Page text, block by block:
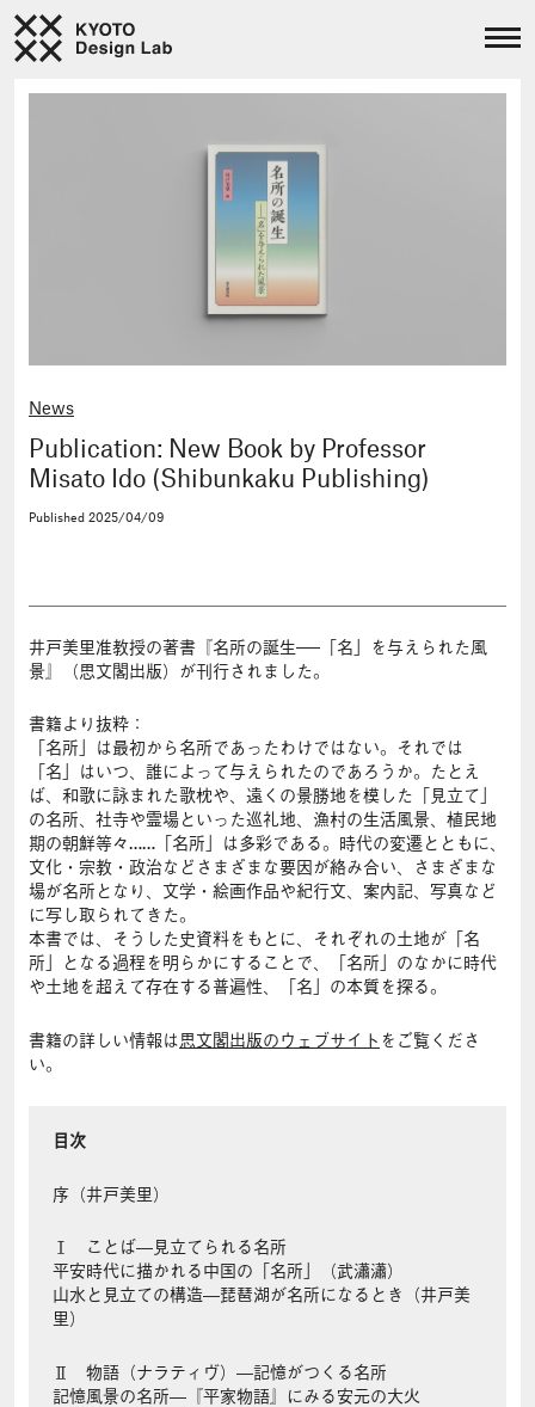
News
Publication: New Book by Professor
Misato Ido (Shibunkaku Publishing)
Published 2025/04/09
井戸美里准教授の著書『名所の誕生──「名」を与えられた風
景』（思文閣出版）が刊行されました。
書籍より抜粋：
「名所」は最初から名所であったわけではない。それでは
「名」はいつ、誰によって与えられたのであろうか。たとえ
ば、和歌に詠まれた歌枕や、遠くの景勝地を模した「見立て」
の名所、社寺や霊場といった巡礼地、漁村の生活風景、植民地
期の朝鮮等々……「名所」は多彩である。時代の変遷とともに、
文化・宗教・政治などさまざまな要因が絡み合い、さまざまな
場が名所となり、文学・絵画作品や紀行文、案内記、写真など
に写し取られてきた。
本書では、そうした史資料をもとに、それぞれの土地が「名
所」となる過程を明らかにすることで、「名所」のなかに時代
や土地を超えて存在する普遍性、「名」の本質を探る。
書籍の詳しい情報は 思文閣出版のウェブサイト をご覧くださ
い。
目次
序（井戸美里）
Ⅰ ことば―見立てられる名所
平安時代に描かれる中国の「名所」（武瀟瀟）
山水と見立ての構造―琵琶湖が名所になるとき（井戸美
里）
Ⅱ 物語（ナラティヴ）―記憶がつくる名所
記憶風景の名所―『平家物語』にみる安元の大火